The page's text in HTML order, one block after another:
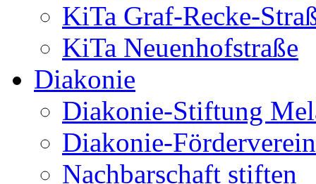
KiTa Graf-Recke-
KiTa Neuenhofstraße
Diakonie
Diakonie-Stiftung
Diakonie-
Nachbarschaft stiften